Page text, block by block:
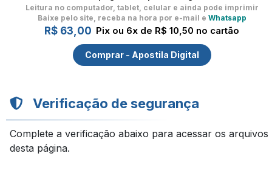
Leitura no computador, tablet, celular e ainda pode imprimir
Baixe pelo site, receba na hora por e-mail e Whatsapp
R$ 63,00 Pix ou 6x de R$ 10,50 no cartão
Comprar - Apostila Digital
Verificação de segurança
Complete a verificação abaixo para acessar os arquivos
desta página.